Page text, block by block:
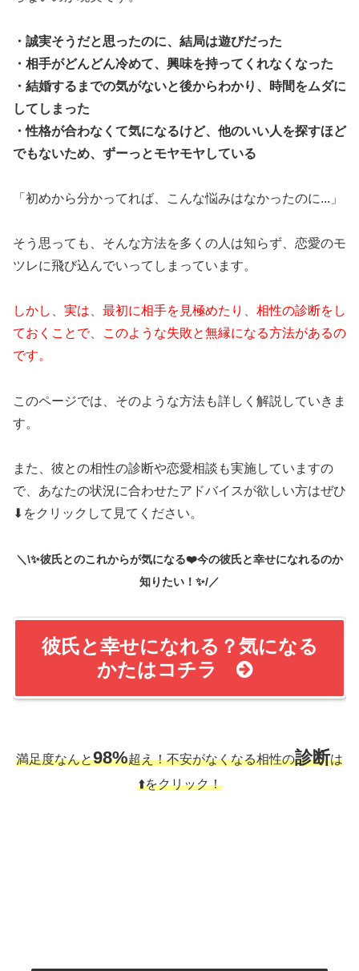
＼\✨彼氏とのこれからが気になる❤️今の彼氏と幸せになれるのか
知りたい！✨/／
彼氏と幸せになれる？気になる
かたはコチラ
満足度なんと98%超え！不安がなくなる相性の診断は
⬆️をクリック！